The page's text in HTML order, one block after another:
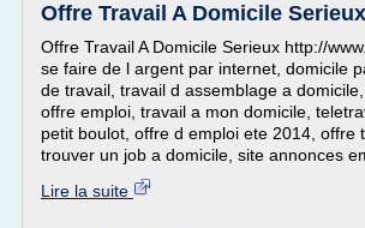
Offre Travail A Domicile Serieux
Offre Travail A Domicile Serieux http://
se faire de l argent par internet, domicile
de travail, travail d assemblage a
offre emploi, travail a mon domicile,
petit boulot, offre d emploi ete 2014, offre
trouver un job a domicile, site annonces
Lire la suite